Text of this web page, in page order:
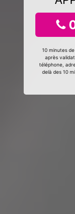
10 minutes
après
téléphone,
delà des 10